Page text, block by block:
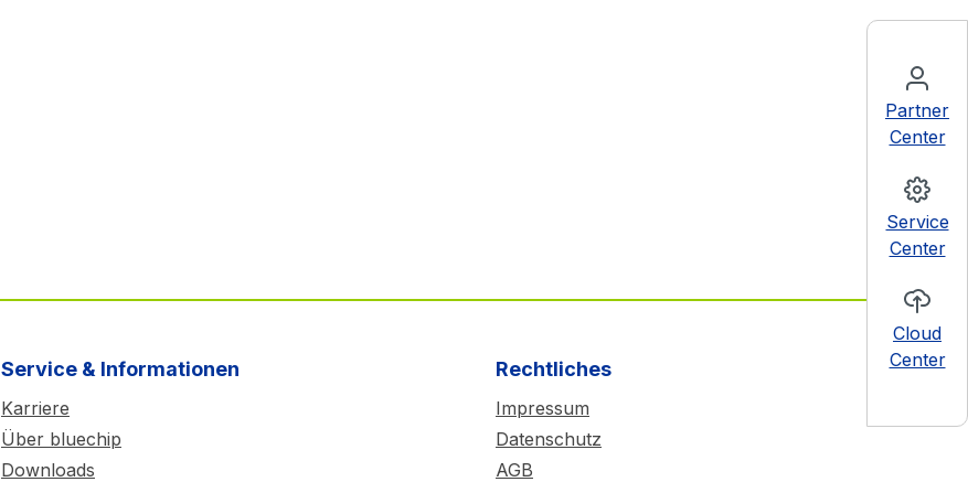
Partner
Center
Service
Center
Cloud
Center
Service & Informationen
Karriere
Über bluechip
Downloads
Rechtliches
Impressum
Datenschutz
AGB